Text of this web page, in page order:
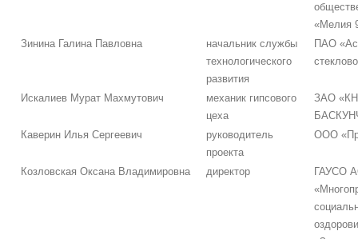
«Мелия
Зинина Галина Павловна
начальник службы
технологического
развития
ПАО
Искалиев Мурат Махмутович
механик гипсового
цеха
ЗАО
Каверин Илья Сергеевич
руководитель
проекта
ООО
Козловская Оксана Владимировна директор
ГАУСО